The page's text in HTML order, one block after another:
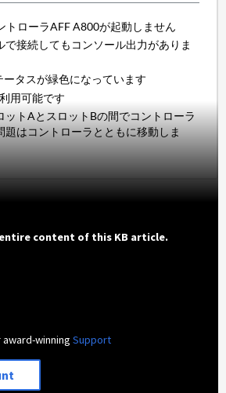
トローラAFF A800が起動しません
で接続してもコンソール出力がありま
ータスが緑色になっています
用可能です
ットAとスロットBの間でコントローラ
題はコントローラとともに移動しま
content of this KB article.
award-winningSupport